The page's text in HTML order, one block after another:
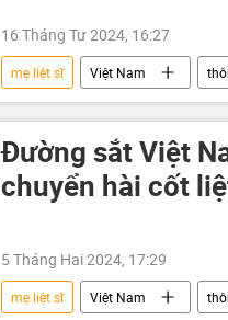
16 Tháng Tư 2024, 16:27
mẹ liệt sĩ Việt Nam
liệt sĩ
thương binh liệt sĩ
Đường sắt Việt
chuyển hài cốt
5 Tháng Hai 2024, 17:29
mẹ liệt sĩ Việt Nam